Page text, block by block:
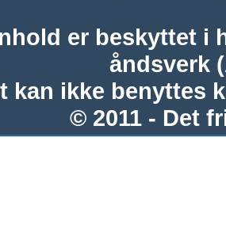
er beskyttet i
åndsverk
kan ikke benyttes
© 2011 - Det